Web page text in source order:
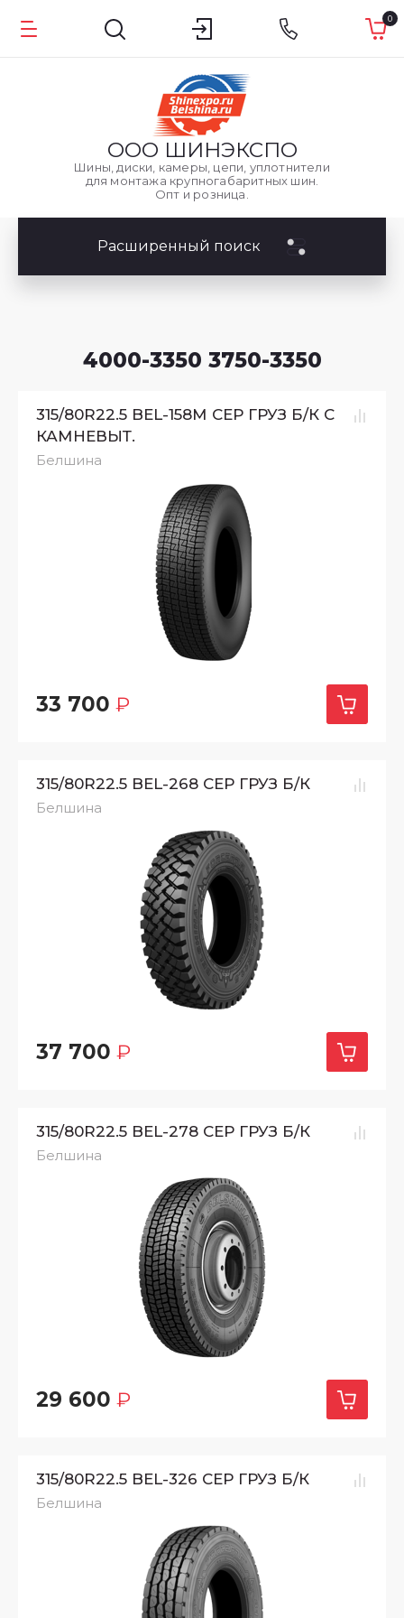
0
ООО ШИНЭКСПО
Шины, диски, камеры, цепи, уплотнители
для монтажа крупногабаритных шин.
Опт и розница.
Расширенный поиск
4000-3350 3750-3350
315/80R22.5 BEL-158М СЕР ГРУЗ Б/К С
КАМНЕВЫТ.
Белшина
33 700 ₽
315/80R22.5 BEL-268 СЕР ГРУЗ Б/К
Белшина
37 700 ₽
315/80R22.5 BEL-278 СЕР ГРУЗ Б/К
Белшина
29 600 ₽
315/80R22.5 BEL-326 СЕР ГРУЗ Б/К
Белшина